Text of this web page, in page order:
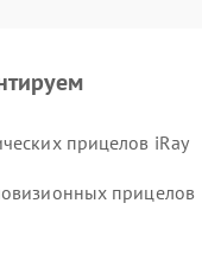
прицелов iRay
прицелов